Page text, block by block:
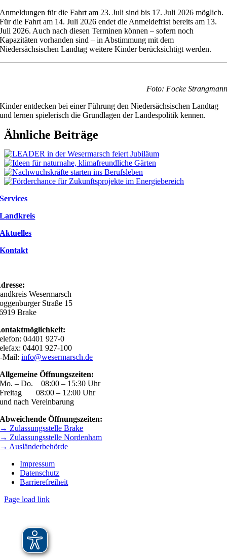
Anmeldungen für die Fahrt am 23. Juli sind bis 17. Juli 2026 möglich.
Für die Fahrt am 14. Juli 2026 endet die Anmeldefrist bereits am 13.
Juli 2026. Auch nach diesen Terminen können – sofern noch
Kapazitäten vorhanden sind – in Abstimmung mit dem
Niedersächsischen Landtag weitere Kinder berücksichtigt werden.
Foto: Focke Strangmann
Kinder entdecken bei einer Führung den Niedersächsischen Landtag
und lernen spielerisch die Grundlagen der Landespolitik kennen.
Ähnliche Beiträge
Services
Landkreis
Aktuelles
Kontakt
Wesermarsch
Straße 15
Brake
04401 927-0
04401 927-100
Mail:info@wesermarsch.de
Allgemeine Öffnungszeiten:
Mo. – Do. 08:00 – 15:30 Uhr
Freitag 08:00 – 12:00 Uhr
und nach Vereinbarung
Abweichende Öffnungszeiten:
→ Zulassungsstelle Brake
→ Zulassungsstelle Nordenham
→ Ausländerbehörde
Impressum
Datenschutz
Barrierefreiheit
Page load link